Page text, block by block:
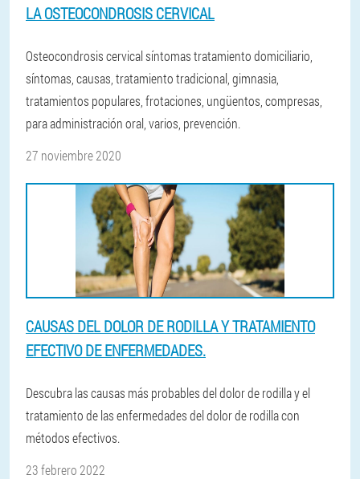
LA OSTEOCONDROSIS CERVICAL
Osteocondrosis cervical síntomas tratamiento domiciliario,
síntomas, causas, tratamiento tradicional, gimnasia,
tratamientos populares, frotaciones, ungüentos, compresas,
para administración oral, varios, prevención.
27 noviembre 2020
CAUSAS DEL DOLOR DE RODILLA Y TRATAMIENTO
EFECTIVO DE ENFERMEDADES.
Descubra las causas más probables del dolor de rodilla y el
tratamiento de las enfermedades del dolor de rodilla con
métodos efectivos.
23 febrero 2022